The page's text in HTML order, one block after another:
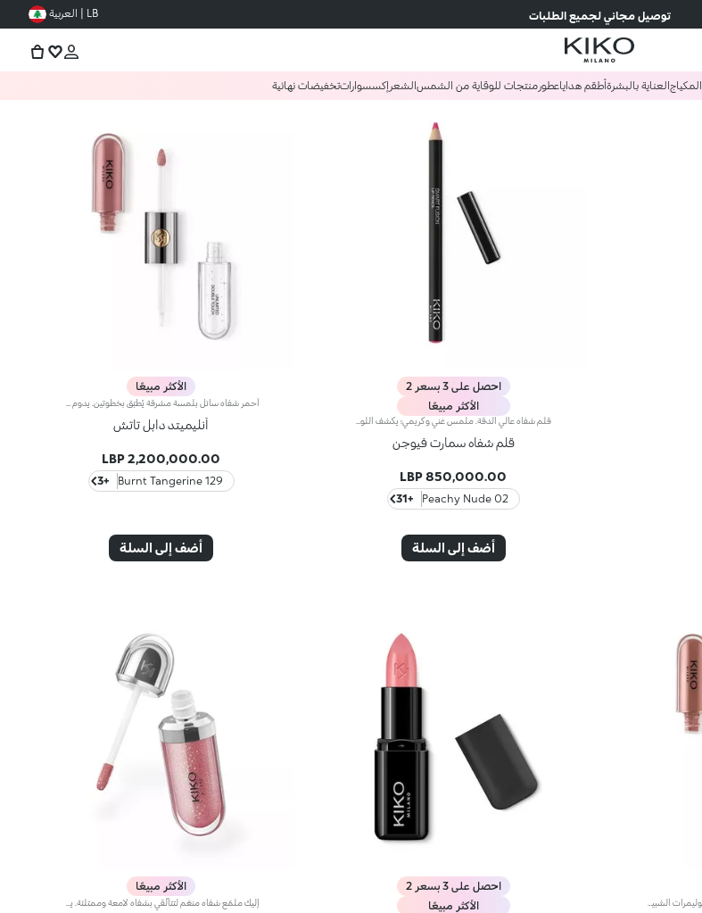
توصيل مجاني لجميع الطلبات LB | العربية
المكياجالعناية بالبشرةأطقم هداياعطورمنتجات للوقاية من الشمسالشعر إكسسواراتتخفيضات نهائية
احصل على 3 بسعر 2
الأكثر مبيعًا
قلم شفاه عالي الدقة. ملمس غني وكريمي؛ يكشف اللون العميق فوراً. ينزلق المنتج بسهولة ونعومة.تركيبته تحسن ثبات أحمر الشفاه.متوفر في 36 لوناً جذاباً. تغطية كاملة.
قلم شفاه سمارت فيوجن
850,000.00 LBP
02 Peachy Nude
+31
أضف إلى السلة
الأكثر مبيعًا
أنليميتد دابل تاتش
2,200,000.00 LBP
129 Burnt Tangerine
+3
أضف إلى السلة
احصل على 3 بسعر 2
الأكثر مبيعًا
الأكثر مبيعًا